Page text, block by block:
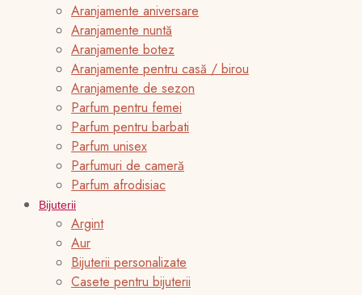
Aranjamente aniversare
Aranjamente nuntă
Aranjamente botez
Aranjamente pentru casă / birou
Aranjamente de sezon
Parfum pentru femei
Parfum pentru barbati
Parfum unisex
Parfumuri de cameră
Parfum afrodisiac
Bijuterii
Argint
Aur
Bijuterii personalizate
Casete pentru bijuterii